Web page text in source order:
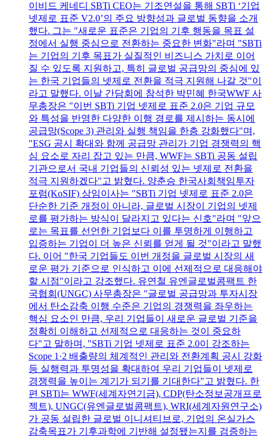
이비드 케네디 SBTi CEO는 기조연설을 통해 SBTi ‘기업
넷제로 표준 V2.0’의 주요 방향성과 글로벌 동향을 소개
했다. 그는 "새로운 표준은 기업의 기후 행동을 목표 설
정에서 실행 중심으로 전환하는 중요한 변화"라며 "SBTi
는 기업의 기후 목표가 실질적인 비즈니스 가치로 이어
질 수 있도록 지원하고, 특히 글로벌 공급망의 중심에 있
는 한국 기업들의 넷제로 전환을 적극 지원해 나갈 것"이
라고 말했다. 이날 간담회에 참석한 박민혜 한국WWF 사
무총장은 "이번 SBTi 기업 넷제로 표준 2.0은 기업 규모
와 특성을 반영한 다양한 이행 경로를 제시하는 동시에
공급망(Scope 3) 관리와 실행 책임을 한층 강화했다"며,
"ESG 공시 확대와 함께 공급망 관리가 기업 경쟁력의 핵
심 요소로 자리 잡고 있는 만큼, WWF는 SBTi 공동 설립
기관으로서 국내 기업들의 신뢰성 있는 넷제로 전환을
적극 지원하겠다"고 밝혔다. 양춘승 한국사회책임투자
포럼(KoSIF) 상임이사는 "SBTi 기업 넷제로 표준 2.0은
단순한 기준 개정이 아니라, 글로벌 시장이 기업의 넷제
로를 평가하는 방식이 달라지고 있다는 신호"라며 "앞으
로는 목표를 선언한 기업보다 이를 투명하게 이행하고
입증하는 기업이 더 높은 신뢰를 얻게 될 것"이라고 말했
다. 이어 "한국 기업들도 이번 개정을 글로벌 시장의 새
로운 평가 기준으로 인식하고 이에 선제적으로 대응해야
할 시점"이라고 강조했다. 유연철 유엔글로벌콤팩트 한
국협회(UNGC) 사무총장은 "글로벌 공급망과 투자시장
에서 탄소감축 이행 수준은 기업의 경쟁력을 좌우하는
핵심 요소인 만큼, 우리 기업들이 새로운 글로벌 기준을
정확히 이해하고 선제적으로 대응하는 것이 중요하
다"고 말하며, "SBTi 기업 넷제로 표준 2.0이 강조하는
Scope 1·2 배출량의 체계적인 관리와 전환계획 공시 강화
등 실행력과 투명성을 확대하여 우리 기업들이 넷제로
경쟁력을 높이는 계기가 되기를 기대한다"고 밝혔다. 한
편 SBTi는 WWF(세계자연기금), CDP(탄소정보공개프로
젝트), UNGC(유엔글로벌콤팩트), WRI(세계자원연구소)
가 공동 설립한 글로벌 이니셔티브로, 기업의 온실가스
감축목표가 기후과학에 기반해 설정됐는지를 검증하는